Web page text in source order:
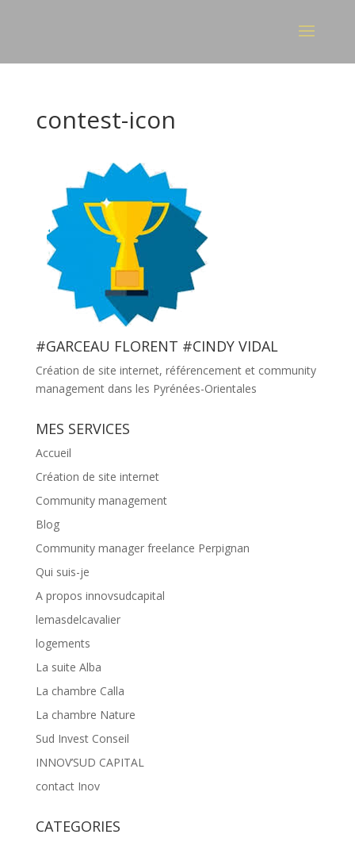
contest-icon
#GARCEAU FLORENT #CINDY VIDAL
Création de site internet, référencement et community
management dans les Pyrénées-Orientales
MES SERVICES
Accueil
Création de site internet
Community management
Blog
Community manager freelance Perpignan
Qui suis-je
A propos innovsudcapital
lemasdelcavalier
logements
La suite Alba
La chambre Calla
La chambre Nature
Sud Invest Conseil
INNOV’SUD CAPITAL
contact Inov
CATEGORIES